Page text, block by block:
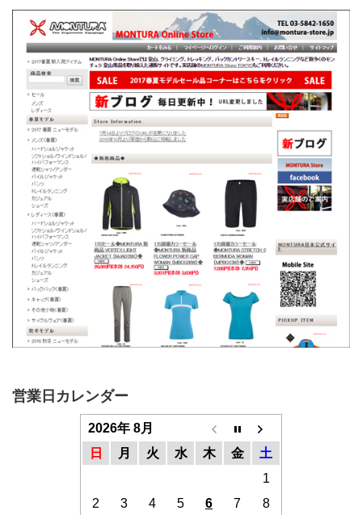
営業日カレンダー
2026年 8月
日
月 火 水 木 金
土
1
2
3 4 5 6 7
8